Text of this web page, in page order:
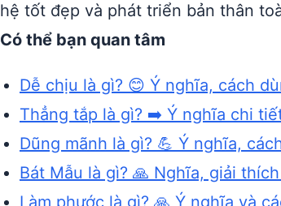
hệ tốt đẹp và phát triển bản thân
Có thể bạn quan tâm
Dễ chịu là gì? 😊 Ý nghĩa, cách
Thẳng tắp là gì? ➡️ Ý nghĩa chi
Dũng mãnh là gì? 💪 Ý nghĩa,
Bát Mẫu là gì? 🙏 Nghĩa, giải
Làm phước là gì? 🙏 Ý nghĩa và